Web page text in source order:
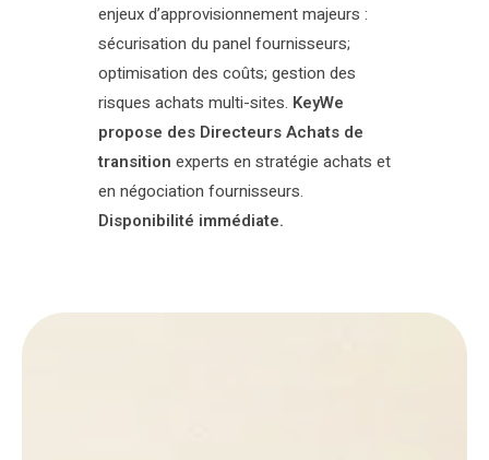
enjeux d’approvisionnement majeurs :
sécurisation du panel fournisseurs;
optimisation des coûts; gestion des
risques achats multi-sites. KeyWe
propose des Directeurs Achats de
transition experts en stratégie achats et
en négociation fournisseurs.
Disponibilité immédiate.